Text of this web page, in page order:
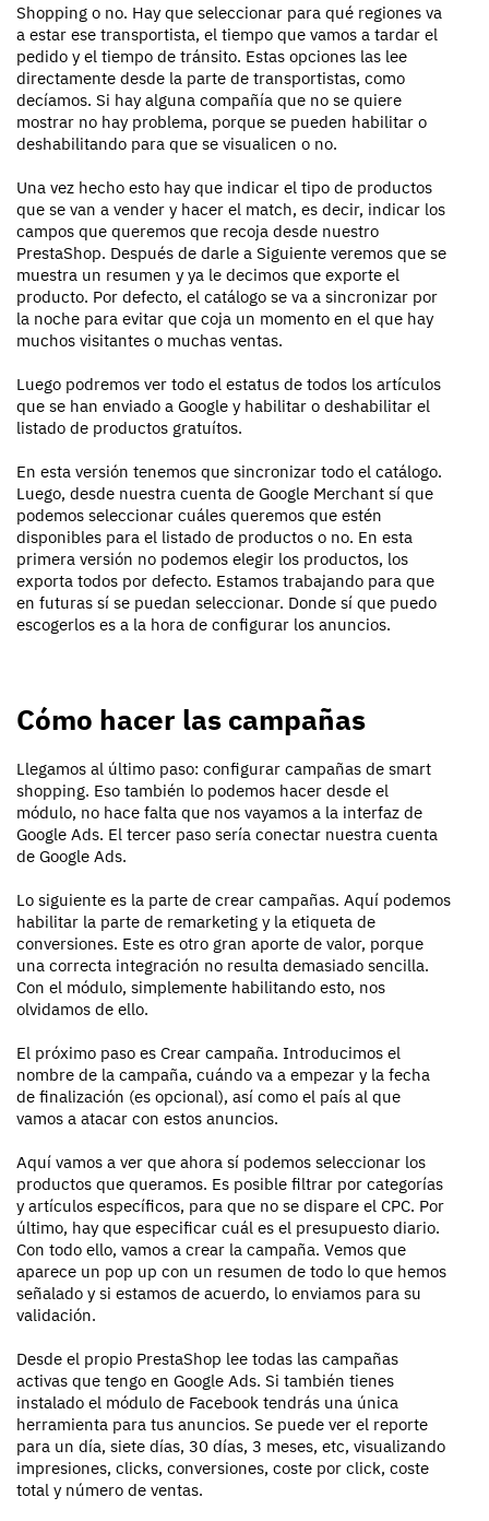
Shopping o no. Hay que seleccionar para qué regiones va
a estar ese transportista, el tiempo que vamos a tardar el
pedido y el tiempo de tránsito. Estas opciones las lee
directamente desde la parte de transportistas, como
decíamos. Si hay alguna compañía que no se quiere
mostrar no hay problema, porque se pueden habilitar o
deshabilitando para que se visualicen o no.
Una vez hecho esto hay que indicar el tipo de productos
que se van a vender y hacer el match, es decir, indicar los
campos que queremos que recoja desde nuestro
PrestaShop. Después de darle a Siguiente veremos que se
muestra un resumen y ya le decimos que exporte el
producto. Por defecto, el catálogo se va a sincronizar por
la noche para evitar que coja un momento en el que hay
muchos visitantes o muchas ventas.
Luego podremos ver todo el estatus de todos los artículos
que se han enviado a Google y habilitar o deshabilitar el
listado de productos gratuítos.
En esta versión tenemos que sincronizar todo el catálogo.
Luego, desde nuestra cuenta de Google Merchant sí que
podemos seleccionar cuáles queremos que estén
disponibles para el listado de productos o no. En esta
primera versión no podemos elegir los productos, los
exporta todos por defecto. Estamos trabajando para que
en futuras sí se puedan seleccionar. Donde sí que puedo
escogerlos es a la hora de configurar los anuncios.
Cómo hacer las campañas
Llegamos al último paso: configurar campañas de smart
shopping. Eso también lo podemos hacer desde el
módulo, no hace falta que nos vayamos a la interfaz de
Google Ads. El tercer paso sería conectar nuestra cuenta
de Google Ads.
Lo siguiente es la parte de crear campañas. Aquí podemos
habilitar la parte de remarketing y la etiqueta de
conversiones. Este es otro gran aporte de valor, porque
una correcta integración no resulta demasiado sencilla.
Con el módulo, simplemente habilitando esto, nos
olvidamos de ello.
El próximo paso es Crear campaña. Introducimos el
nombre de la campaña, cuándo va a empezar y la fecha
de finalización (es opcional), así como el país al que
vamos a atacar con estos anuncios.
Aquí vamos a ver que ahora sí podemos seleccionar los
productos que queramos. Es posible filtrar por categorías
y artículos específicos, para que no se dispare el CPC. Por
último, hay que especificar cuál es el presupuesto diario.
Con todo ello, vamos a crear la campaña. Vemos que
aparece un pop up con un resumen de todo lo que hemos
señalado y si estamos de acuerdo, lo enviamos para su
validación.
Desde el propio PrestaShop lee todas las campañas
activas que tengo en Google Ads. Si también tienes
instalado el módulo de Facebook tendrás una única
herramienta para tus anuncios. Se puede ver el reporte
para un día, siete días, 30 días, 3 meses, etc, visualizando
impresiones, clicks, conversiones, coste por click, coste
total y número de ventas.